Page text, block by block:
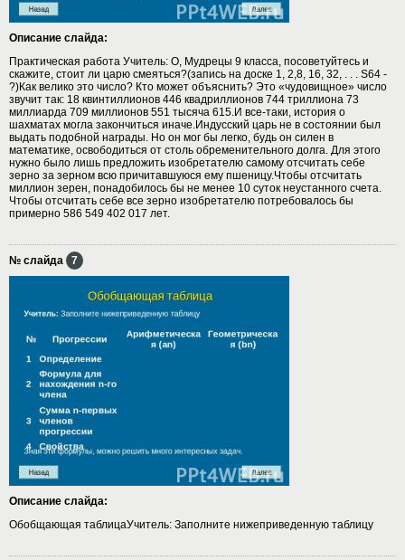
Описание слайда:
Практическая работа Учитель: О, Мудрецы 9 класса, посоветуйтесь и
скажите, стоит ли царю смеяться?(запись на доске 1, 2,8, 16, 32, . . . S64 -
?)Как велико это число? Кто может объяснить? Это «чудовищное» число
звучит так: 18 квинтиллионов 446 квадриллионов 744 триллиона 73
миллиарда 709 миллионов 551 тысяча 615.И все-таки, история о
шахматах могла закончиться иначе.Индусский царь не в состоянии был
выдать подобной награды. Но он мог бы легко, будь он силен в
математике, освободиться от столь обременительного долга. Для этого
нужно было лишь предложить изобретателю самому отсчитать себе
зерно за зерном всю причитавшуюся ему пшеницу.Чтобы отсчитать
миллион зерен, понадобилось бы не менее 10 суток неустанного счета.
Чтобы отсчитать себе все зерно изобретателю потребовалось бы
примерно 586 549 402 017 лет.
№ слайда 7
Описание слайда:
Обобщающая таблицаУчитель: Заполните нижеприведенную таблицу